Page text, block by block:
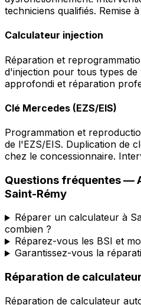
techniciens qualifiés. Remise
Calculateur injection
Réparation et
d'injection pour tous types de
approfondi et réparation
Clé Mercedes (EZS/EIS)
Programmation et
de l'EZS/EIS. Duplication de
chez le concessionnaire.
Questions fréquentes —
Saint-Rémy
Réparer un calculateur à
combien ?
Réparez-vous les BSI et
Garantissez-vous la
Réparation de
Réparation de calculateur